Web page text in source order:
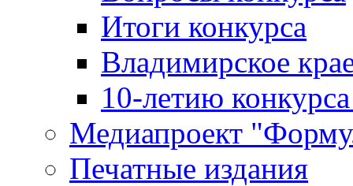
Итоги конкурса
Владимирское
10-летию
Медиапроект
Печатные издания